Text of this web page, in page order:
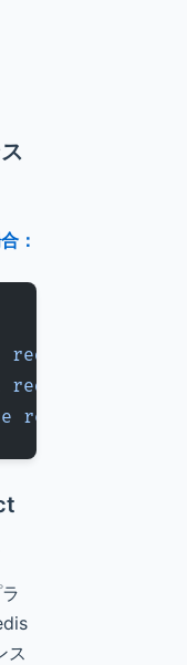
：
redis-server
redis-server
redis-server
ス